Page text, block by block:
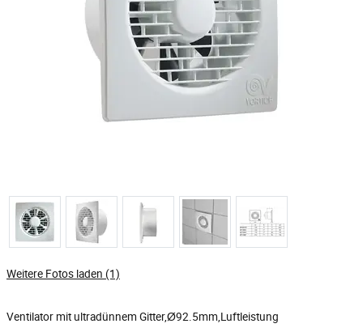
Weitere Fotos laden (1)
Ventilator mit ultradünnem Gitter,Ø92.5mm,Luftleistung